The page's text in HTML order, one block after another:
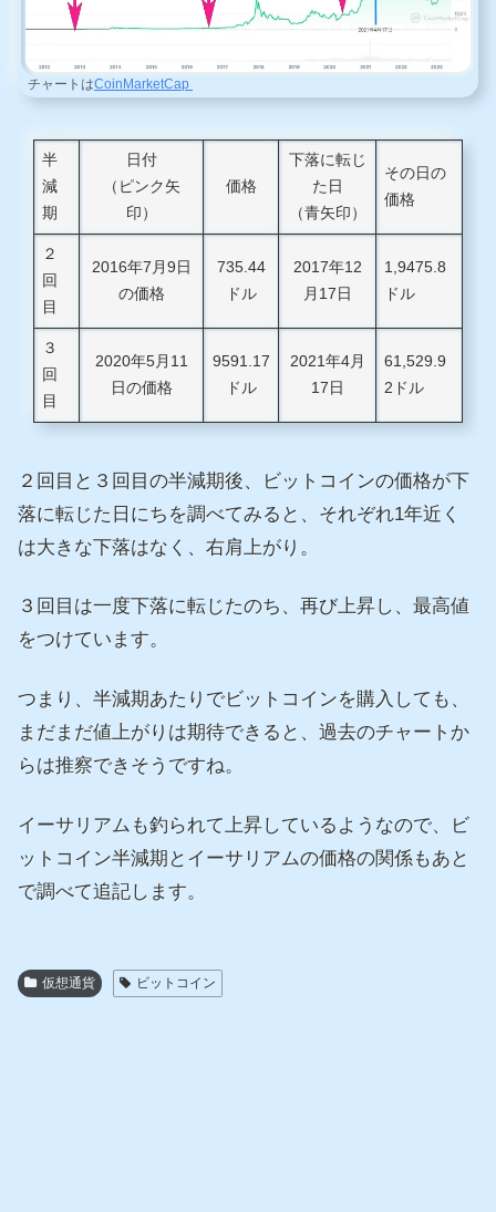
チャートはCoinMarketCap
半
減
期
日付
（ピンク矢
印）
価格
下落に転じ
た日
（青矢印）
その日の
価格
２
回
目
2016年7月9日
の価格
735.44
ドル
2017年12
月17日
1,9475.8
ドル
３
回
目
2020年5月11
日の価格
9591.17
ドル
2021年4月
17日
61,529.9
2ドル
２回目と３回目の半減期後、ビットコインの価格が下
落に転じた日にちを調べてみると、それぞれ1年近く
は大きな下落はなく、右肩上がり。
３回目は一度下落に転じたのち、再び上昇し、最高値
をつけています。
つまり、半減期あたりでビットコインを購入しても、
まだまだ値上がりは期待できると、過去のチャートか
らは推察できそうですね。
イーサリアムも釣られて上昇しているようなので、ビ
ットコイン半減期とイーサリアムの価格の関係もあと
で調べて追記します。
仮想通貨 ビットコイン